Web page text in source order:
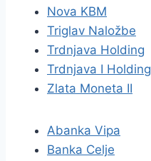
Nova KBM
Triglav Naložbe
Trdnjava Holding
Trdnjava I Holding
Zlata Moneta II
Abanka Vipa
Banka Celje